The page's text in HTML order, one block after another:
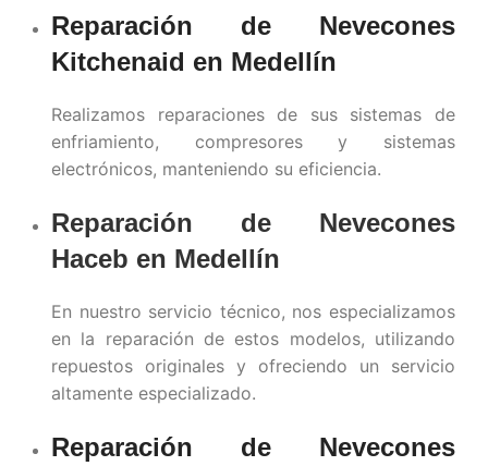
Reparación de Nevecones
Kitchenaid en Medellín
Realizamos reparaciones de sus sistemas de
enfriamiento, compresores y sistemas
electrónicos, manteniendo su eficiencia.
Reparación de Nevecones
Haceb en Medellín
En nuestro servicio técnico, nos especializamos
en la reparación de estos modelos, utilizando
repuestos originales y ofreciendo un servicio
altamente especializado.
Reparación de Nevecones